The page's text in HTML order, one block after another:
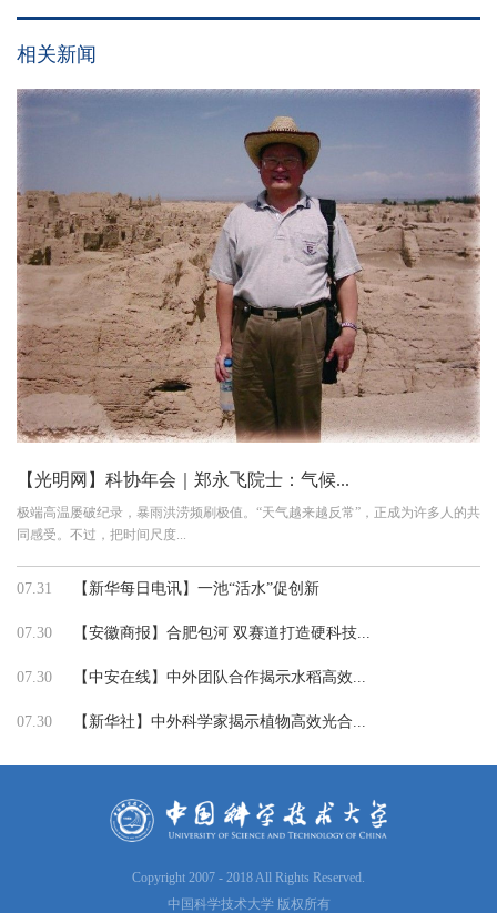
相关新闻
【光明网】科协年会｜郑永飞院士：气候...
极端高温屡破纪录，暴雨洪涝频刷极值。“天气越来越反常”，正成为许多人的共
同感受。不过，把时间尺度...
07.31 【新华每日电讯】一池“活水”促创新
07.30 【安徽商报】合肥包河 双赛道打造硬科技...
07.30 【中安在线】中外团队合作揭示水稻高效...
07.30 【新华社】中外科学家揭示植物高效光合...
Copyright 2007 - 2018 All Rights Reserved.
中国科学技术大学 版权所有